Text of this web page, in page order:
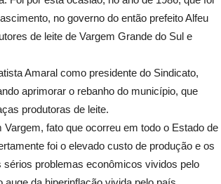
no governo do então prefeito Alfeu
de leite de Vargem Grande do Sul e
Amaral como presidente do Sindicato,
aprimorar o rebanho do município, que
produtoras de leite.
fato que ocorreu em todo o Estado de
foi o elevado custo de produção e os
problemas econômicos vividos pelo